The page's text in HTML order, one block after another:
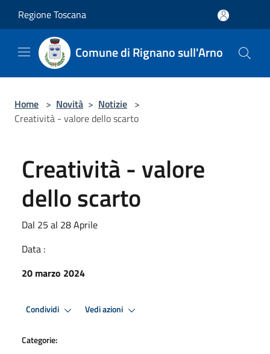
Regione Toscana
Comune di Rignano sull'Arno
Home > Novità > Notizie >
Creatività - valore dello scarto
Creatività - valore
dello scarto
Dal 25 al 28 Aprile
Data :
20 marzo 2024
Condividi Vedi azioni
Categorie: